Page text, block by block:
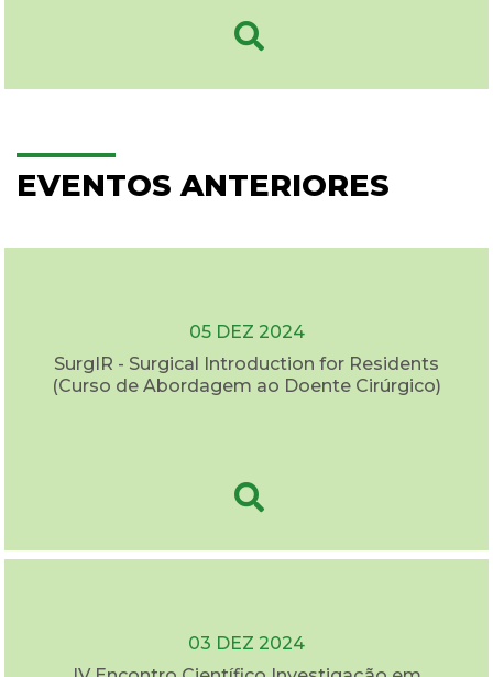
EVENTOS ANTERIORES
05 DEZ 2024
SurgIR - Surgical Introduction for Residents
(Curso de Abordagem ao Doente Cirúrgico)
03 DEZ 2024